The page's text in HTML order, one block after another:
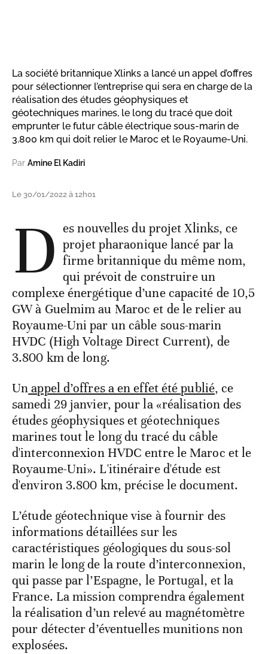
La société britannique Xlinks a lancé un appel d’offres
pour sélectionner l’entreprise qui sera en charge de la
réalisation des études géophysiques et
géotechniques marines, le long du tracé que doit
emprunter le futur câble électrique sous-marin de
3.800 km qui doit relier le Maroc et le Royaume-Uni.
Par Amine El Kadiri
Le 30/01/2022 à 12h01
D es nouvelles du projet Xlinks, ce
projet pharaonique lancé par la
firme britannique du même nom,
qui prévoit de construire un
complexe énergétique d’une capacité de 10,5
GW à Guelmim au Maroc et de le relier au
Royaume-Uni par un câble sous-marin
HVDC (High Voltage Direct Current), de
3.800 km de long.
Unappel d’offresa en effet été publié, ce
samedi 29 janvier, pour la «réalisation des
études géophysiques et géotechniques
marines tout le long du tracé du câble
d'interconnexion HVDC entre le Maroc et le
Royaume-Uni». L'itinéraire d'étude est
d'environ 3.800 km, précise le document.
L’étude géotechnique vise à fournir des
informations détaillées sur les
caractéristiques géologiques du sous-sol
marin le long de la route d’interconnexion,
qui passe par l’Espagne, le Portugal, et la
France. La mission comprendra également
la réalisation d’un relevé au magnétomètre
pour détecter d’éventuelles munitions non
explosées.